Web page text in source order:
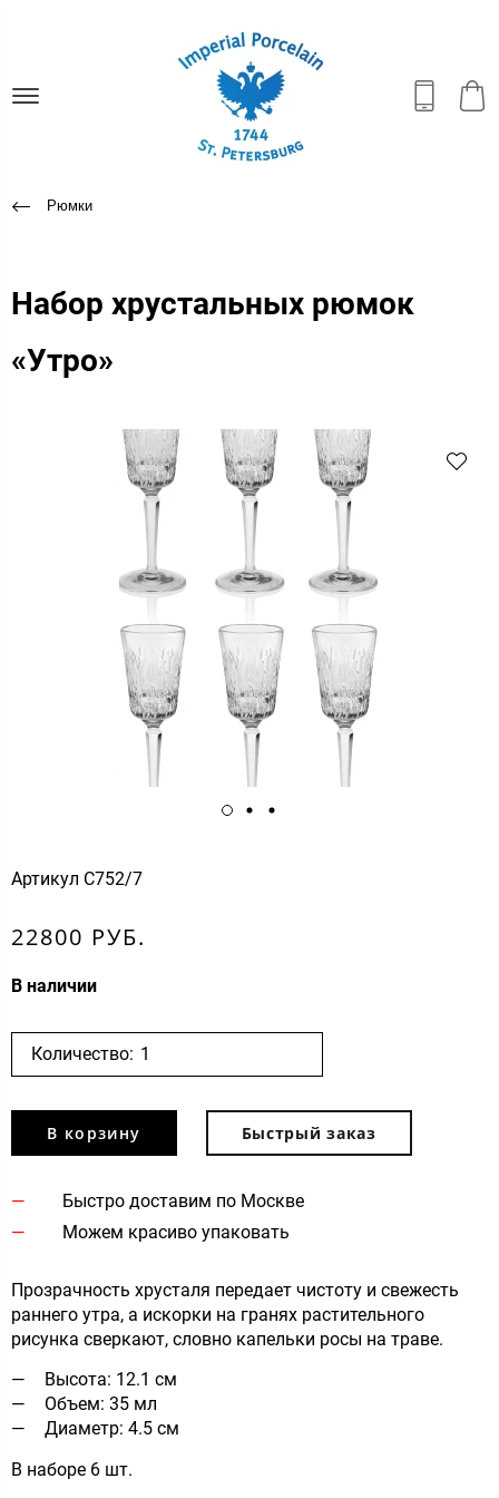
Рюмки
Набор хрустальных рюмок
«Утро»
Артикул С752/7
22800 РУБ.
В наличии
Количество:
В корзину Быстрый заказ
Быстро доставим по Москве
Можем красиво упаковать
Прозрачность хрусталя передает чистоту и свежесть
раннего утра, а искорки на гранях растительного
рисунка сверкают, словно капельки росы на траве.
Высота: 12.1 см
Объем: 35 мл
Диаметр: 4.5 см
В наборе 6 шт.